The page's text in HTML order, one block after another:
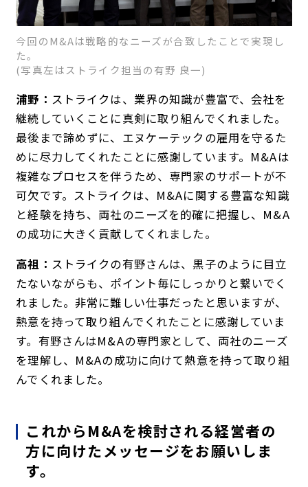
今回のM&Aは戦略的なニーズが合致したことで実現し
た。
(写真左はストライク担当の有野 良一)
浦野： ストライクは、業界の知識が豊富で、会社を
継続していくことに真剣に取り組んでくれました。
最後まで諦めずに、エヌケーテックの雇用を守るた
めに尽力してくれたことに感謝しています。M&Aは
複雑なプロセスを伴うため、専門家のサポートが不
可欠です。ストライクは、M&Aに関する豊富な知識
と経験を持ち、両社のニーズを的確に把握し、M&A
の成功に大きく貢献してくれました。
高祖： ストライクの有野さんは、黒子のように目立
たないながらも、ポイント毎にしっかりと繋いでく
れました。非常に難しい仕事だったと思いますが、
熱意を持って取り組んでくれたことに感謝していま
す。有野さんはM&Aの専門家として、両社のニーズ
を理解し、M&Aの成功に向けて熱意を持って取り組
んでくれました。
これからM&Aを検討される経営者の
方に向けたメッセージをお願いしま
す。